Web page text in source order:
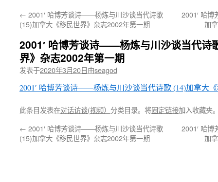
文← 2001′ 哈博芳谈诗——杨炼与川沙谈当代诗歌
(15)加拿大《移民世界》杂志2002年第一期
2001′ 哈
加
2001′ 哈博芳谈诗——杨炼与川沙谈当代诗
界》杂志2002年第一期
发表于2020年3月20日由seagod
2001′ 哈博芳谈诗——杨炼与川沙谈当代诗歌 (14)加拿大
此条目发表在对话访谈(视频） 分类目录。将固定链接加入收藏夹
← 2001′ 哈博芳谈诗——杨炼与川沙谈当代诗歌
(15)加拿大《移民世界》杂志2002年第一期
2001′ 哈
加